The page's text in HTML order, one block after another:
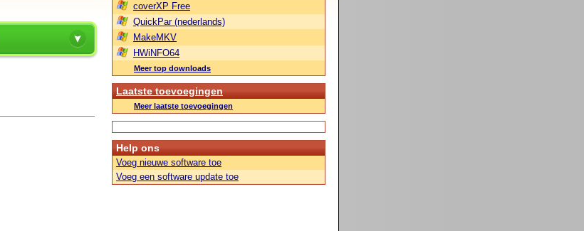
coverXP Free
QuickPar (nederlands)
MakeMKV
HWiNFO64
Meer top downloads
Laatste toevoegingen
Meer laatste toevoegingen
Help ons
Voeg nieuwe software toe
Voeg een software update toe